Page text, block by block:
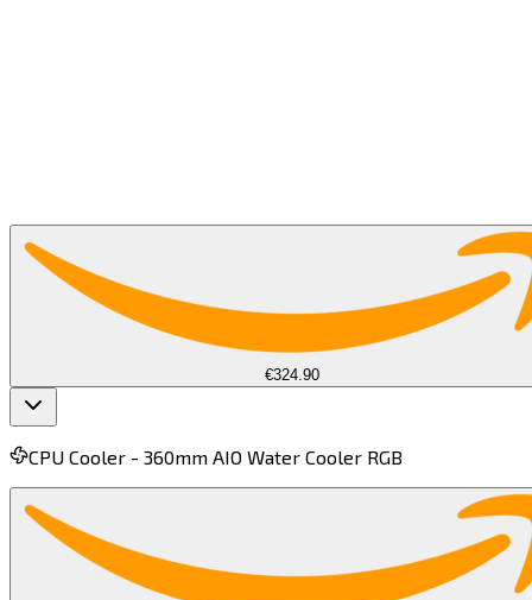
De CPU (Central Processing Unit) is de ruggengraat van
gameprestaties, die de spelphysics, AI en systeemtaken
afhandelt. Een krachtige CPU minimaliseert knelpunten,
zorgt voor een hogere FPS, vloeiender spelverloop en een
betere algehele PC-game-ervaring.​​​​‌ ‍ ​‍​‍‌‍ ‌ ​‍‌‍‍‌‌‍‌ ‌‍‍‌‌‍ ‍​‍​‍​ ‍‍​‍​‍‌ ​ ‌‍​‌‌‍ ‍‌‍‍‌‌ ‌​‌ ‍‌​‍ ‍‌‍‍‌‌‍ ​‍​‍​‍ ​​‍​‍‌‍‍​‌ ​‍‌‍‌‌‌‍‌‍​‍​‍​ ‍‍​‍​‍​‍ ‌‍​‌‌‍‌​‌‍ ‌‌‍‍‌‌‍ ‍​‍ ‌‍‍‌‌‍ ‍‌ ‌​‌‍‌‌‌‍ ‍‌ ‌​​‍ ‌‍‌‌‌‍‌​‌‍‍‌‌ ‌​​‍ ‌‍ ‌‌‍ ‌‍‌​‌‍‌‌​ ‌‌ ​​‌ ​‍‌‍‌‌‌ ​ ‌‍‌‌‌‍ ‍‌ ‌​‌‍​‌‌ ‌​‌‍‍‌‌‍ ‌‍ ‍​ ‍ ‌‍‍‌‌‍‌​​ ‌​ ‌‌​ ‍​‌‍‌​​ ​​​ ​‍​ ‌‍​ ​​​ ‍​​‍ ‌​ ​‍‌‍​‍​ ‌​​ ​‍​‍ ‌​ ‌​‌‍​‍‌‍​‍‌‍‌‌​‍ ‌​ ‍‌​ ‌​​ ‍​​ ​ ​‍ ‌‌‍‌‌​ ​​​ ‍‌​ ‌‍​ ​​​ ‍​‌‍‌​‌‍‌‍​ ‍​​ ​ ​ ‌‌​ ‌​​ ‍ ‌ ‌​‌ ‍‌‌ ​​‌‍‌‌​ ‌‌ ​​‌‍​‌‌ ​‍‌ ‌​‌​‌​‌‍‌‌‌ ​ ‌‍​ ‌ ​‍‌‍‍‌‌ ​​‌ ‌​‌‍‍‌‌‍ ‌‍ ‍​ ‍ ‌ ​​‌‍​‌‌ ‌​‌‍‍​​ ‌‌‍‌​‌‍‌‌‌ ​ ‌‍​ ‌ ​‍‌‍‍‌‌ ​​‌ ‌​‌‍‍‌‌‍ ‌‍ ‍​‍‌‌​ ‌‌‌​​‍‌‌ ‌‍‍ ‌‍‌‌‌ ‍‌​‍‌‌​ ​ ‌​‌​​‍‌‌​ ​ ‌​‌​​‍‌‌​ ​‍​ ​‍‌‍ ‍‌‍ ​​‍‌‌​ ​‍​ ​‍​‍‌‌​ ‌‌‌​‌​​‍ ‍‌ ‌‍‌‍​‌‌‍ ​‌ ‌‌‌‍‌‌​ ‌‍​‍‌‍​‌‌ ​ ‌‍‌‌‌‌‌‌‌ ​‍‌‍ ​​ ‌​‍‌‌​ ​‍‌​‌‍‌‍​‌‌‍‌​‌‍ ‌‌‍‍‌‌‍ ‍​‍‌‍‌‍‍‌‌‍‌​​ ‌​ ‌‌​ ‍​‌‍‌​​ ​​​ ​‍​ ‌‍​ ​​​ ‍​​‍ ‌​ ​‍‌‍​‍​ ‌​​ ​‍​‍ ‌​ ‌​‌‍​‍‌‍​‍‌‍‌‌​‍ ‌​ ‍‌​ ‌​​ ‍​​ ​ ​‍ ‌‌‍‌‌​ ​​​ ‍‌​ ‌‍​ ​​​ ‍​‌‍‌​‌‍‌‍​ ‍​​ ​ ​ ‌‌​ ‌​​‍‌‍‌ ‌​‌ ‍‌‌ ​​‌‍‌‌​ ‌‌ ​​‌‍​‌‌ ​‍‌ ‌​‌​‌​‌‍‌‌‌ ​ ‌‍​ ‌ ​‍‌‍‍‌‌ ​​‌ ‌​‌‍‍‌‌‍ ‌‍ ‍​‍‌‍‌ ​​‌‍​‌‌ ‌​‌‍‍​​ ‌‌‍‌​‌‍‌‌‌ ​ ‌‍​ ‌ ​‍‌‍‍‌‌ ​​‌ ‌​‌‍‍‌‌‍ ‌‍ ‍​‍‌‌​ ‌‌‌​​‍‌‌ ‌‍‍ ‌‍‌‌‌ ‍‌​‍‌‌​ ​ ‌​‌​​‍‌‌​ ​ ‌​‌​​‍‌‌​ ​‍​ ​‍‌‍ ‍‌‍ ​​‍‌‌​ ​‍​ ​‍​‍‌‌​ ‌‌‌​‌​​‍ ‍‌ ‌‍‌‍​‌‌‍ ​‌ ‌‌‌‍‌‌​‍‌‍‌ ​​‌‍‌‌‌ ​‍‌ ​ ‌ ​​‌‍‌‌‌‍​ ‌ ‌​‌‍‍‌‌ ‌‍‌‍‌‌​ ‌‌ ​​‌ ‌‌‌‍​‍‌‍ ​‌‍‍‌‌ ​ ‌‍‍​‌‍‌‌‌‍‌​​‍​‍‌ ‌
Other Retailers
€324.90
CPU Cooler - 360mm AIO Water Cooler RGB ​​​​‌ ‍ ​‍​‍‌‍ ‌ ​‍‌‍‍‌‌‍‌ ‌‍‍‌‌‍ ‍​‍​‍​ ‍‍​‍​‍‌ ​ ‌‍​‌‌‍ ‍‌‍‍‌‌ ‌​‌ ‍‌​‍ ‍‌‍‍‌‌‍ ​‍​‍​‍ ​​‍​‍‌‍‍​‌ ​‍‌‍‌‌‌‍‌‍​‍​‍​ ‍‍​‍​‍​‍ ‌‍​‌‌‍‌​‌‍ ‌‌‍‍‌‌‍ ‍​‍ ‌‍‍‌‌‍ ‍‌ ‌​‌‍‌‌‌‍ ‍‌ ‌​​‍ ‌‍‌‌‌‍‌​‌‍‍‌‌ ‌​​‍ ‌‍ ‌‌‍ ‌‍‌​‌‍‌‌​ ‌‌ ​​‌ ​‍‌‍‌‌‌ ​ ‌‍‌‌‌‍ ‍‌ ‌​‌‍​‌‌ ‌​‌‍‍‌‌‍ ‌‍ ‍​ ‍ ‌‍‍‌‌‍‌​​ ‌​ ‌​​ ​ ​ ‌‍​ ​​‌‍​‍‌‍‌​​ ‌‌‌‍​‍​‍ ‌​ ​‍‌‍‌‌‌‍‌‍‌‍​ ​‍ ‌​ ‌​‌‍‌​​ ‌​​ ​‌​‍ ‌​ ‍​‌‍‌​​ ‌​​ ​ ​‍ ‌‌‍‌​‌‍​‍‌‍​‍​ ‍‌​ ‍‌‌‍​ ​ ‌‌‌‍‌‍​ ‍‌‌‍‌‍​ ‌​‌‍​ ​ ‍ ‌ ‌​‌ ‍‌‌ ​​‌‍‌‌​ ‌‌‍​ ‌ ​​‌ ‌‌‌‍​ ‌‍ ‌‍ ‌‍ ​‌‍‌‌‌ ​‍​ ‍ ‌ ​​‌‍​‌‌ ‌​‌‍‍​​ ‌‌‍ ‍‌‍​‌‌‍ ‌‌‍‌‌​ ‌‍​‍‌‍​‌‌ ​ ‌‍‌‌‌‌‌‌‌ ​‍‌‍ ​​ ‌​‍‌‌​ ​‍‌​‌‍‌‍​‌‌‍‌​‌‍ ‌‌‍‍‌‌‍ ‍​‍‌‍‌‍‍‌‌‍‌​​ ‌​ ‌​​ ​ ​ ‌‍​ ​​‌‍​‍‌‍‌​​ ‌‌‌‍​‍​‍ ‌​ ​‍‌‍‌‌‌‍‌‍‌‍​ ​‍ ‌​ ‌​‌‍‌​​ ‌​​ ​‌​‍ ‌​ ‍​‌‍‌​​ ‌​​ ​ ​‍ ‌‌‍‌​‌‍​‍‌‍​‍​ ‍‌​ ‍‌‌‍​ ​ ‌‌‌‍‌‍​ ‍‌‌‍‌‍​ ‌​‌‍​ ​‍‌‍‌ ‌​‌ ‍‌‌ ​​‌‍‌‌​ ‌‌‍​ ‌ ​​‌ ‌‌‌‍​ ‌‍ ‌‍ ‌‍ ​‌‍‌‌‌ ​‍​‍‌‍‌ ​​‌‍​‌‌ ‌​‌‍‍​​ ‌‌‍ ‍‌‍​‌‌‍ ‌‌‍‌‌​‍‌‍‌ ​​‌‍‌‌‌ ​‍‌ ​ ‌ ​​‌‍‌‌‌‍​ ‌ ‌​‌‍‍‌‌ ‌‍‌‍‌‌​ ‌‌ ​​‌ ‌‌‌‍​‍‌‍ ​‌‍‍‌‌ ​ ‌‍‍​‌‍‌‌‌‍‌​​‍​‍‌ ‌